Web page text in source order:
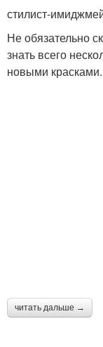
стилист-
Не обязательно
знать всего
новыми красками.
читать дальше →